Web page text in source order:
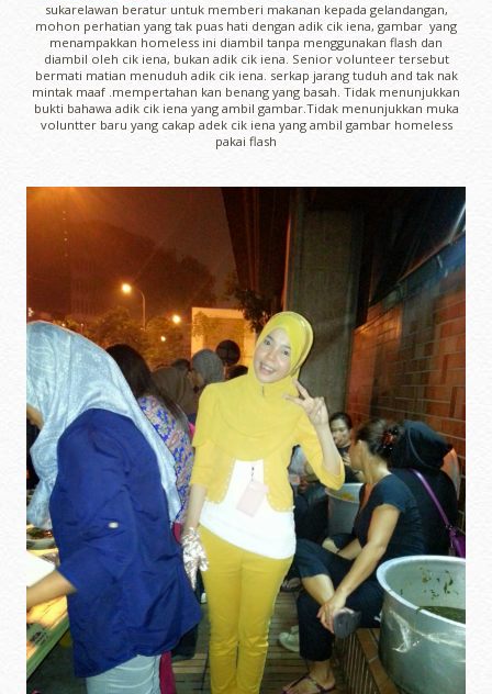
sukarelawan beratur untuk memberi makanan kepada gelandangan,
mohon perhatian yang tak puas hati dengan adik cik iena, gambar yang
menampakkan homeless ini diambil tanpa menggunakan flash dan
diambil oleh cik iena, bukan adik cik iena. Senior volunteer tersebut
bermati matian menuduh adik cik iena. serkap jarang tuduh and tak nak
mintak maaf .mempertahan kan benang yang basah. Tidak menunjukkan
bukti bahawa adik cik iena yang ambil gambar.Tidak menunjukkan muka
voluntter baru yang cakap adek cik iena yang ambil gambar homeless
pakai flash